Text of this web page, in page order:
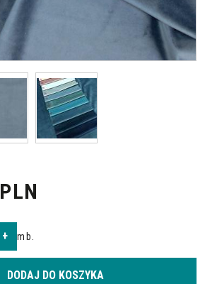
PLN
+ mb.
DODAJ DO KOSZYKA